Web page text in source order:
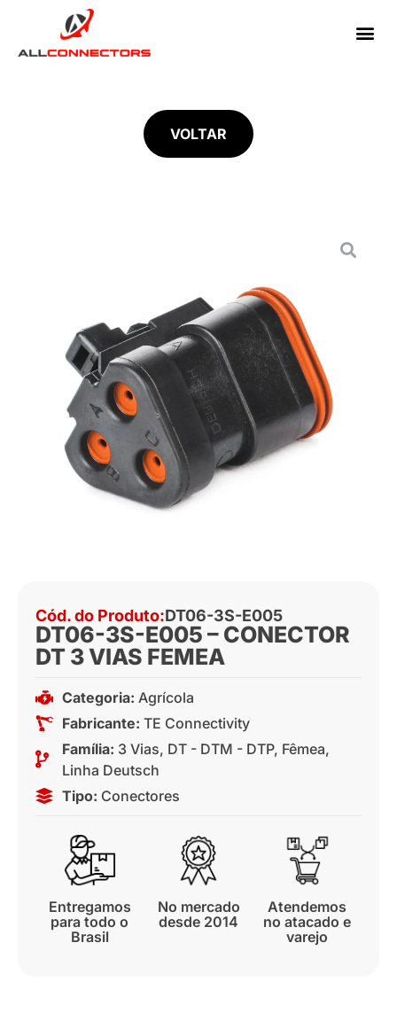
VOLTAR
Cód. do Produto:DT06-3S-E005
DT06-3S-E005 – CONECTOR
DT 3 VIAS FEMEA
Categoria: Agrícola
Fabricante: TE Connectivity
Família: 3 Vias, DT - DTM - DTP, Fêmea,
Linha Deutsch
Tipo: Conectores
Entregamos
para todo o
Brasil
No mercado
desde 2014
Atendemos
no atacado e
varejo